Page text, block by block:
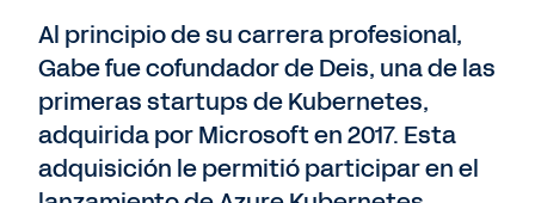
Al principio de su carrera profesional,
Gabe fue cofundador de Deis, una de las
primeras startups de Kubernetes,
adquirida por Microsoft en 2017. Esta
adquisición le permitió participar en el